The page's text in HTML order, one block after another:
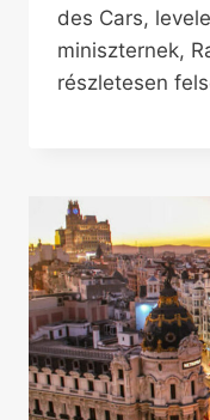
des Cars,
miniszternek,
részletesen